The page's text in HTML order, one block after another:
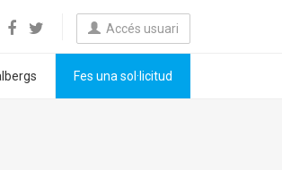
Accés usuari
Fes una sol·licitud